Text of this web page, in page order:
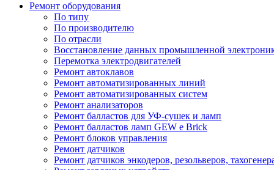
Ремонт оборудования
По типу
По производителю
По отрасли
Восстановление данных промышленной
Перемотка электродвигателей
Ремонт автоклавов
Ремонт автоматизированных линий
Ремонт автоматизированных систем
Ремонт анализаторов
Ремонт балластов для УФ-сушек и ламп
Ремонт балластов ламп GEW e Brick
Ремонт блоков управления
Ремонт датчиков
Ремонт датчиков энкодеров, резольверов,